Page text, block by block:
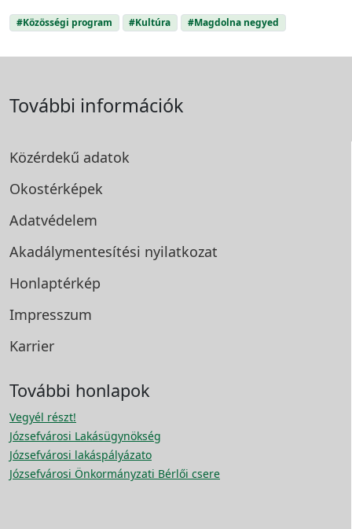
#Közösségi program #Kultúra #Magdolna negyed
További információk
Közérdekű adatok
Okostérképek
Adatvédelem
Akadálymentesítési nyilatkozat
Honlaptérkép
Impresszum
Karrier
További honlapok
Vegyél részt!
Józsefvárosi Lakásügynökség
Józsefvárosi lakáspályázato
Józsefvárosi Önkormányzati Bérlői csere